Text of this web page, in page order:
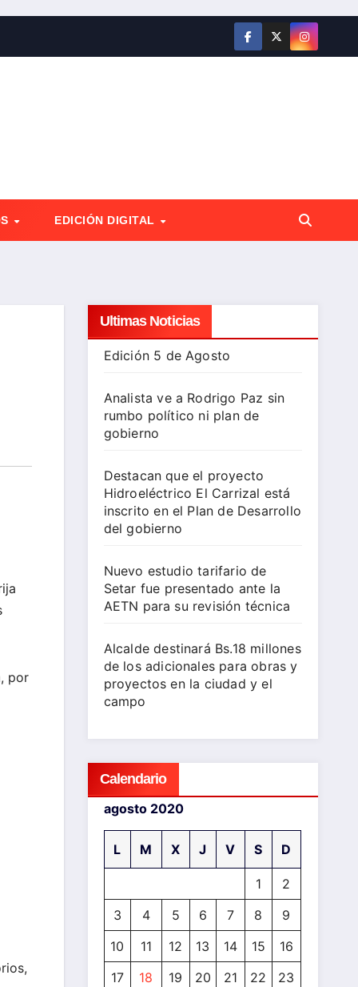
EDICIÓN DIGITAL
por
Ultimas Noticias
Edición 5 de Agosto
Analista ve a Rodrigo Paz sin
rumbo político ni plan de
gobierno
Destacan que el proyecto
Hidroeléctrico El Carrizal está
inscrito en el Plan de Desarrollo
del gobierno
Nuevo estudio tarifario de
Setar fue presentado ante la
AETN para su revisión técnica
Alcalde destinará Bs.18 millones
de los adicionales para obras y
proyectos en la ciudad y el
campo
Calendario
agosto 2020
L M X J V S D
1
2
3
4 5 6 7 8
9
10
11 12 13 14 15
16
17
18 19 20 21 22
23